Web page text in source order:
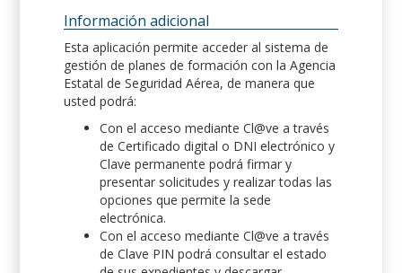
Información adicional
Esta aplicación permite acceder al sistema de
gestión de planes de formación con la Agencia
Estatal de Seguridad Aérea, de manera que
usted podrá:
Con el acceso mediante Cl@ve a través
de Certificado digital o DNI electrónico y
Clave permanente podrá firmar y
presentar solicitudes y realizar todas las
opciones que permite la sede
electrónica.
Con el acceso mediante Cl@ve a través
de Clave PIN podrá consultar el estado